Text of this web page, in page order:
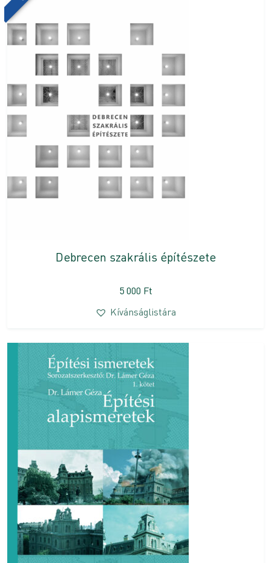
Debrecen szakrális építészete
5 000 Ft
Kívánságlistára